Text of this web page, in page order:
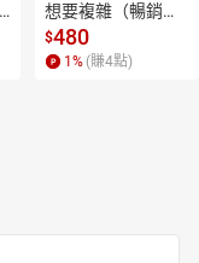
想要複雜（暢銷經
典新編版）【電子
書】
$480
1 % (賺4點)